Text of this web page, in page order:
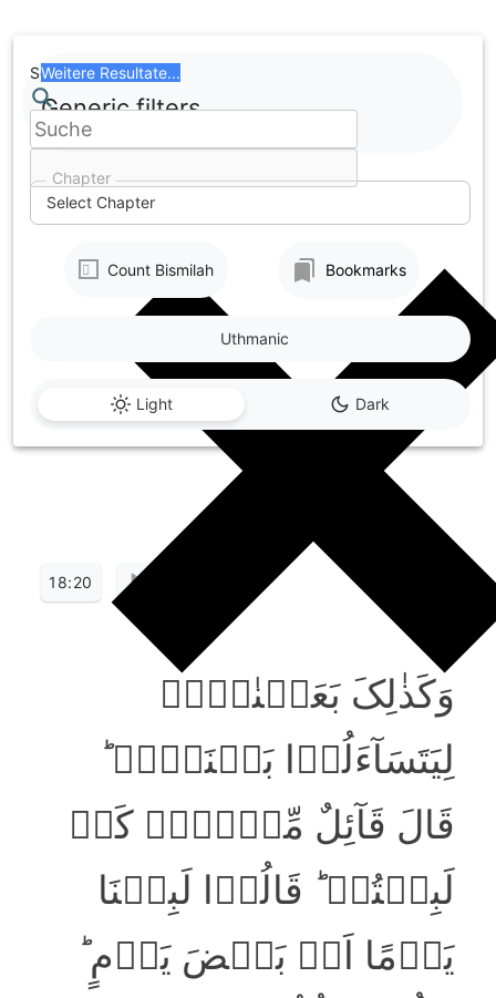
to
content
Chapter
Select Chapter
Search
Weitere Resultate...
Generic filters
Count Bismilah Bookmarks
Light Dark
Uthmanic
18:20
وَکَذٰلِکَ بَعَثۡنٰہُمۡ
لِیَتَسَآءَلُوۡا بَیۡنَہُمۡ ؕ
قَالَ قَآئِلٌ مِّنۡہُمۡ کَمۡ
لَبِثۡتُمۡ ؕ قَالُوۡا لَبِثۡنَا
یَوۡمًا اَوۡ بَعۡضَ یَوۡمٍ ؕ